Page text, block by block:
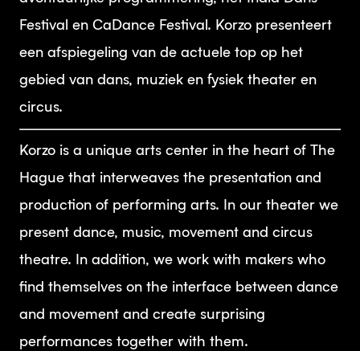
Festival en CaDance Festival. Korzo presenteert
een afspiegeling van de actuele top op het
gebied van dans, muziek en fysiek theater en
circus.
Korzo is a unique arts center in the heart of The
Hague that interweaves the presentation and
production of performing arts. In our theater we
present dance, music, movement and circus
theatre. In addition, we work with makers who
find themselves on the interface between dance
and movement and create surprising
performances together with them.